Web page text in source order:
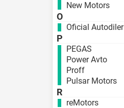
New Motors
O
Oficial Autodiler
P
PEGAS
Power Avto
Proff
Pulsar Motors
R
reMotors